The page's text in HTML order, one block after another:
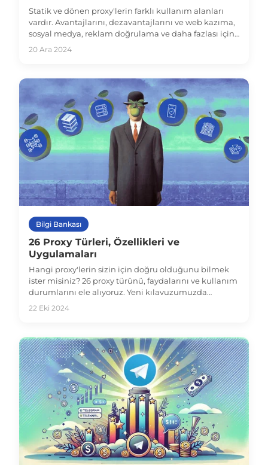
Statik ve dönen proxy'lerin farklı kullanım alanları
vardır. Avantajlarını, dezavantajlarını ve web kazıma,
sosyal medya, reklam doğrulama ve daha fazlası için
en iyi seçeneği nasıl seçeceğinizi keşfedin.
20 Ara 2024
Bilgi Bankası
26 Proxy Türleri, Özellikleri ve
Uygulamaları
Hangi proxy'lerin sizin için doğru olduğunu bilmek
ister misiniz? 26 proxy türünü, faydalarını ve kullanım
durumlarını ele alıyoruz. Yeni kılavuzumuzda
güvenlik ve atlatma için en iyi seçeneği nasıl
22 Eki 2024